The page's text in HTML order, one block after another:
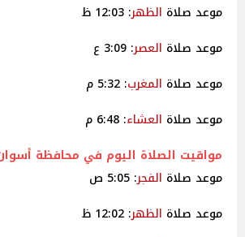
موعد صلاة الظهر: 12:03 ظ
موعد صلاة العصر: 3:09 ع
موعد صلاة المغرب: 5:32 م
موعد صلاة العشاء: 6:48 م
مواقيت الصلاة اليوم في محافظة
موعد صلاة الفجر: 5:05 ص
موعد صلاة الظهر: 12:02 ظ